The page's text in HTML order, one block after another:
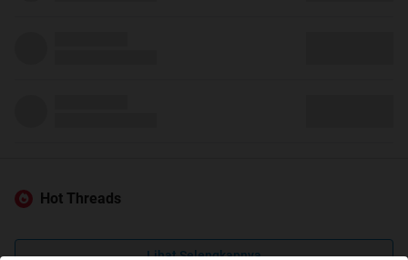
Hot Threads
Lihat Selengkapnya